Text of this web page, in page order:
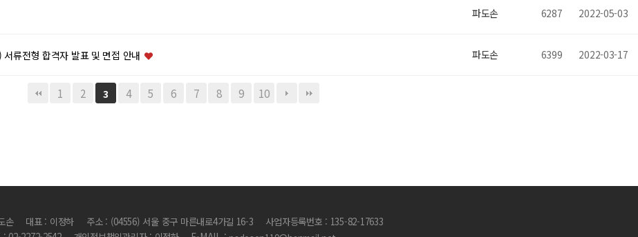
파도손 6287 2022-05-03
류전형 합격자 발표 및 면접 안내 파도손 6399 2022-03-17
1 2 3 4 5 6 7 8 9 10
손 대표 : 이정하 주소 : (04556) 서울 중구 마른내로4가길 16-3
사업자등록번호 : 135-82-17633